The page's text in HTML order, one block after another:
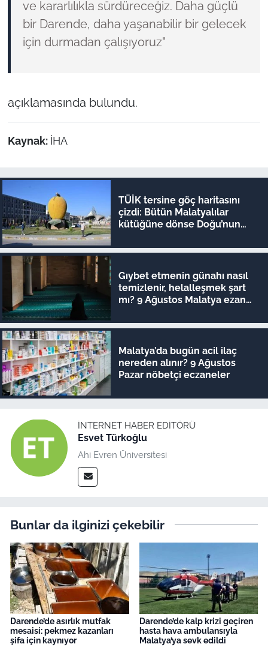
ve kararlılıkla sürdüreceğiz. Daha güçlü
bir Darende, daha yaşanabilir bir gelecek
için durmadan çalışıyoruz"
açıklamasında bulundu.
Kaynak: İHA
TÜİK tersine göç haritasını
çizdi: Bütün Malatyalılar
kütüğüne dönse Doğu’nun
Gıybet etmenin günahı nasıl
temizlenir, helalleşmek şart
mı? 9 Ağustos Malatya ezan
Malatya’da bugün acil ilaç
nereden alınır? 9 Ağustos
Pazar nöbetçi eczaneler
İNTERNET HABER EDITÖRÜ
Esvet Türkoğlu
Ahi Evren Üniversitesi
Bunlar da ilginizi çekebilir
Darende’de asırlık mutfak
mesaisi: pekmez kazanları
şifa için kaynıyor
Darende’de kalp krizi geçiren
hasta hava ambulansıyla
Malatya’ya sevk edildi